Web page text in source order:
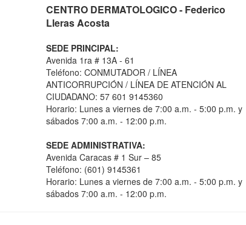
CENTRO DERMATOLOGICO - Federico
Lleras Acosta
SEDE PRINCIPAL:
Avenida 1ra # 13A - 61
Teléfono: CONMUTADOR / LÍNEA
ANTICORRUPCIÓN / LÍNEA DE ATENCIÓN AL
CIUDADANO: 57 601 9145360
Horario: Lunes a viernes de 7:00 a.m. - 5:00 p.m. y
sábados 7:00 a.m. - 12:00 p.m.
SEDE ADMINISTRATIVA:
Avenida Caracas # 1 Sur – 85
Teléfono: (601) 9145361
Horario: Lunes a viernes de 7:00 a.m. - 5:00 p.m. y
sábados 7:00 a.m. - 12:00 p.m.